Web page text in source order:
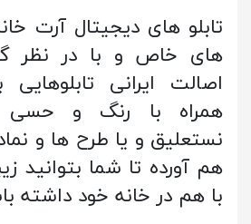
تابلو های دیجیتال آرت
های خاص و با در نظر
اصالت ایرانی
همراه با رنگ و حسی
نستعلیق و یا طرح ها و
هم آورده تا شما بتوانید
با هم در خانه خود داشته